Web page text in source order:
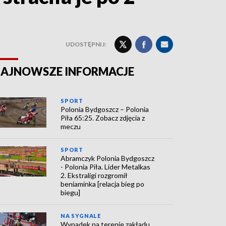
UDOSTĘPNIJ:
INFORMACJE
SPORT
Polonia Bydgoszcz – Polonia
Piła 65:25. Zobacz zdjęcia z
meczu
SPORT
Abramczyk Polonia Bydgoszcz
- Polonia Piła. Lider Metalkas
2. Ekstraligi rozgromił
beniaminka [relacja bieg po
biegu]
NA SYGNALE
Wypadek na terenie zakładu